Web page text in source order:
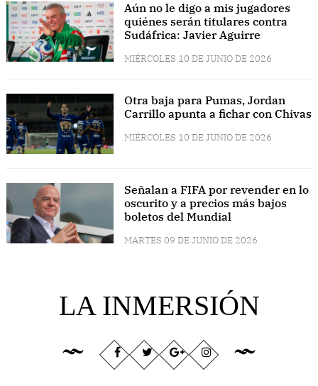
Aún no le digo a mis jugadores
quiénes serán titulares contra
Sudáfrica: Javier Aguirre
MIÉRCOLES 10 DE JUNIO DE 2026
Otra baja para Pumas, Jordan
Carrillo apunta a fichar con Chivas
MIÉRCOLES 10 DE JUNIO DE 2026
Señalan a FIFA por revender en lo
oscurito y a precios más bajos
boletos del Mundial
MARTES 09 DE JUNIO DE 2026
LA INMERSIÓN